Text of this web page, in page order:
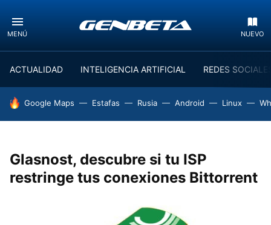
MENÚ NUEVO
ACTUALIDAD INTELIGENCIA ARTIFICIAL REDES
HOY SE HABLA DE
Google Maps Estafas Rusia Android Linux
Glasnost, descubre si tu ISP
restringe tus conexiones Bittorrent